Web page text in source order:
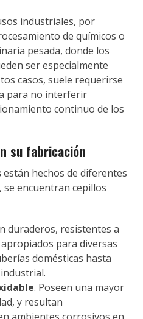
industriales, por
de químicos o
pesada, donde los
ser especialmente
casos, suele requerirse
para no interferir
continuo de los
su fabricación
están hechos de diferentes
se encuentran cepillos
duraderos, resistentes a
para diversas
domésticas hasta
. Poseen una mayor
y resultan